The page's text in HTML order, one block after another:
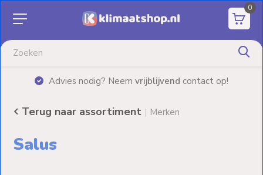
0
Advies nodig? Neemvrijblijvend contact op!
Aanbiedingen
verwarming
Terug naar assortiment | Merken
Salus